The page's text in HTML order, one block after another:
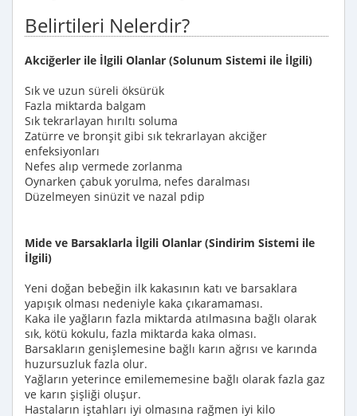
Belirtileri Nelerdir?
Akciğerler ile İlgili Olanlar (Solunum Sistemi ile İlgili)
Sık ve uzun süreli öksürük
Fazla miktarda balgam
Sık tekrarlayan hırıltı soluma
Zatürre ve bronşit gibi sık tekrarlayan akciğer
enfeksiyonları
Nefes alıp vermede zorlanma
Oynarken çabuk yorulma, nefes daralması
Düzelmeyen sinüzit ve nazal pdip
Mide ve Barsaklarla İlgili Olanlar (Sindirim Sistemi ile
İlgili)
Yeni doğan bebeğin ilk kakasının katı ve barsaklara
yapışık olması nedeniyle kaka çıkaramaması.
Kaka ile yağların fazla miktarda atılmasına bağlı olarak
sık, kötü kokulu, fazla miktarda kaka olması.
Barsakların genişlemesine bağlı karın ağrısı ve karında
huzursuzluk fazla olur.
Yağların yeterince emilememesine bağlı olarak fazla gaz
ve karın şişliği oluşur.
Hastaların iştahları iyi olmasına rağmen iyi kilo